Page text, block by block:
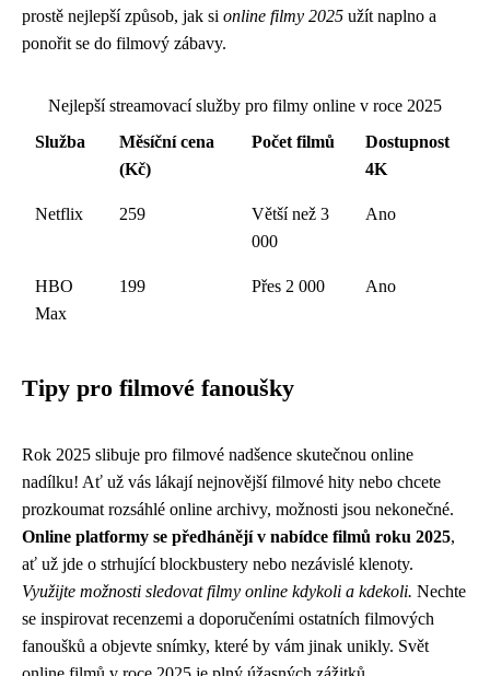
prostě nejlepší způsob, jak si online filmy 2025 užít naplno a
ponořit se do filmový zábavy.
Nejlepší streamovací služby pro filmy online v roce 2025
Služba
Měsíční cena
(Kč)
Počet filmů
Dostupnost
4K
Netflix 259
Větší než 3
000
Ano
HBO
Max
199 Přes 2 000 Ano
Tipy pro filmové fanoušky
Rok 2025 slibuje pro filmové nadšence skutečnou online
nadílku! Ať už vás lákají nejnovější filmové hity nebo chcete
prozkoumat rozsáhlé online archivy, možnosti jsou nekonečné.
Online platformy se předhánějí v nabídce filmů roku 2025,
ať už jde o strhující blockbustery nebo nezávislé klenoty.
Využijte možnosti sledovat filmy online kdykoli a kdekoli. Nechte
se inspirovat recenzemi a doporučeními ostatních filmových
fanoušků a objevte snímky, které by vám jinak unikly. Svět